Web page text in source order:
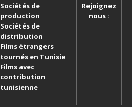
Sociétés de
production
Sociétés de
distribution
Films étrangers
tournés en Tunisie
Films avec
contribution
tunisienne
Rejoignez
nous :